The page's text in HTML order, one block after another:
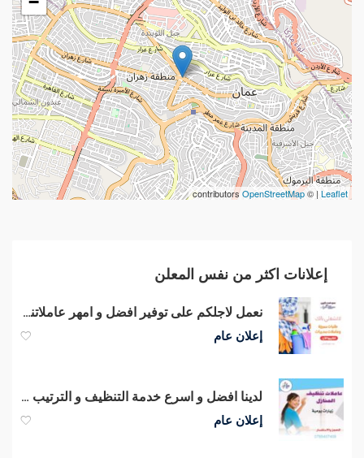
Leaflet
| ©
OpenStreetMap
contributors
إعلانات اكثر من نفس المعلن
نعمل لاجلكم على توفير افضل و امهر عاملاتنا مدربات لتخفيف التعب
إعلان عام
لدينا افضل و اسرع خدمة التنظيف و الترتيب و الضيافة بخبرة لكم وبأقل الاسعار
إعلان عام